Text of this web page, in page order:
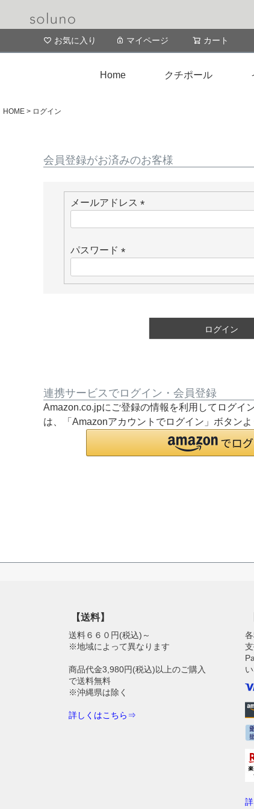
お気に入り マイページ カート
Home クチポール
HOME ログイン
会員登録がお済みのお客様
メールアドレス
パスワード
必
ログイン
連携サービスでログイン・会員登録
Amazon.co.jpにご登録の情報を利用してログイ
は、「Amazonアカウントでログイン」ボタンよ
【送料】
送料６６０円(税込)～
※地域によって異なります
商品代金3,980円(税込)以上のご購入
で送料無料
※沖縄県は除く
詳しくはこちら⇒